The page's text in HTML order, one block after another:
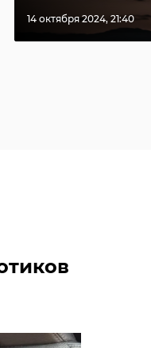
14 октября 2024, 21:40